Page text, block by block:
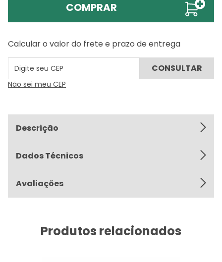
COMPRAR
Calcular o valor do frete e prazo de entrega
Não sei meu CEP
Descrição
Dados Técnicos
Avaliações
Produtos relacionados